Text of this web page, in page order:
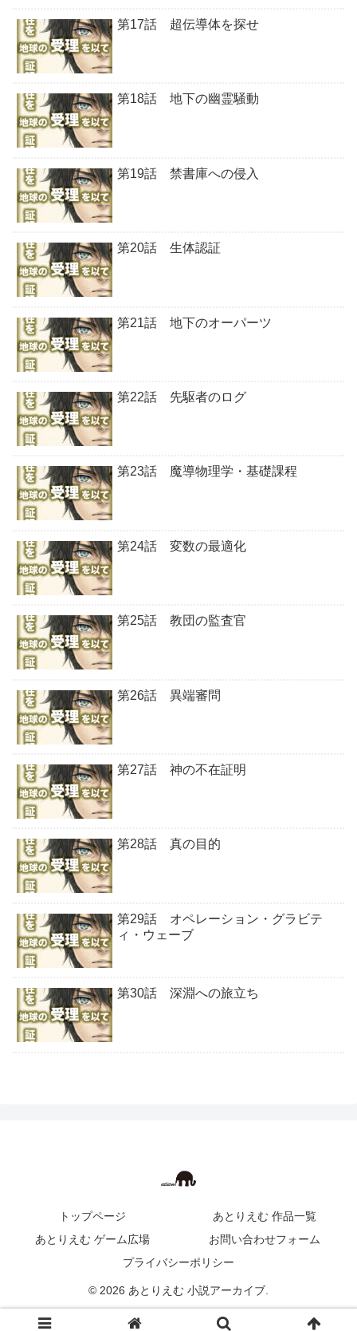
第17話 超伝導体を探せ
第18話 地下の幽霊騒動
第19話 禁書庫への侵入
第20話 生体認証
第21話 地下のオーパーツ
第22話 先駆者のログ
第23話 魔導物理学・基礎課程
第24話 変数の最適化
第25話 教団の監査官
第26話 異端審問
第27話 神の不在証明
第28話 真の目的
第29話 オペレーション・グラビテ
ィ・ウェーブ
第30話 深淵への旅立ち
トップページ
あとりえむ 作品一覧
あとりえむ ゲーム広場
お問い合わせフォーム
プライバシーポリシー
© 2026 あとりえむ 小説アーカイブ.